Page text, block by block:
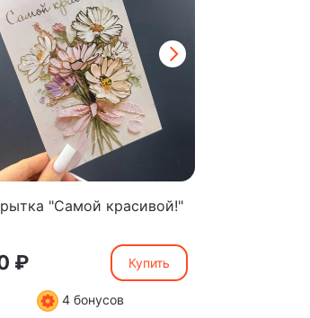
"Самой красивой!"
₽ Купить
4 бонусов